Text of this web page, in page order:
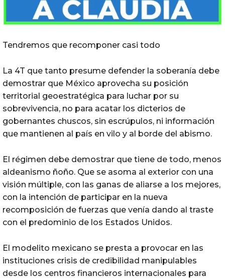
Tendremos que recomponer casi todo
La 4T que tanto presume defender la soberanía debe
demostrar que México aprovecha su posición
territorial geoestratégica para luchar por su
sobrevivencia, no para acatar los dicterios de
gobernantes chuscos, sin escrúpulos, ni información
que mantienen al país en vilo y al borde del abismo.
El régimen debe demostrar que tiene de todo, menos
aldeanismo ñoño. Que se asoma al exterior con una
visión múltiple, con las ganas de aliarse a los mejores,
con la intención de participar en la nueva
recomposición de fuerzas que venía dando al traste
con el predominio de los Estados Unidos.
El modelito mexicano se presta a provocar en las
instituciones crisis de credibilidad manipulables
desde los centros financieros internacionales para